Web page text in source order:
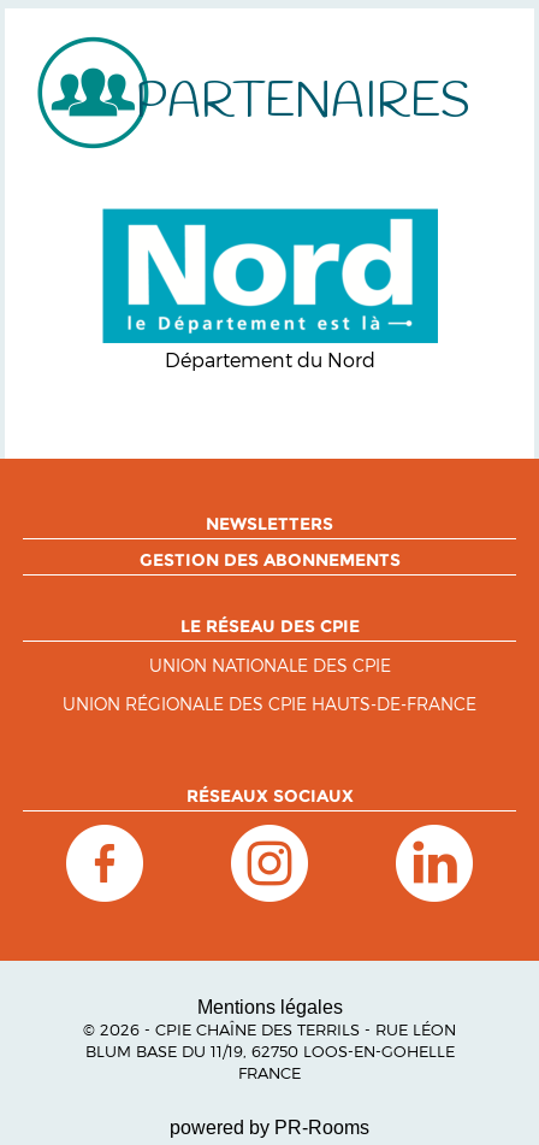
PARTENAIRES
Département du Nord
NEWSLETTERS
GESTION DES ABONNEMENTS
LE RÉSEAU DES CPIE
UNION NATIONALE DES CPIE
UNION RÉGIONALE DES CPIE HAUTS-DE-FRANCE
RÉSEAUX SOCIAUX
Mentions légales
© 2026 - CPIE CHAÎNE DES TERRILS - RUE LÉON
BLUM BASE DU 11/19, 62750 LOOS-EN-GOHELLE
FRANCE
powered by PR-Rooms